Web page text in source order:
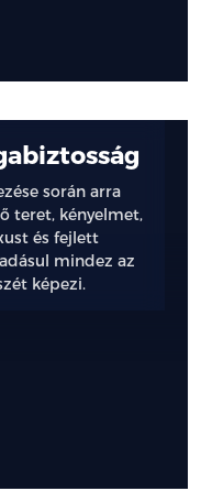
során arra
teret, kényelmet,
és fejlett
mindez az
képezi.